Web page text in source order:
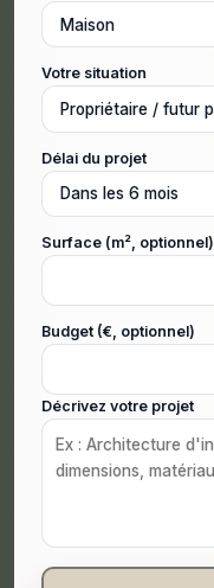
Votre situation
Délai du projet
Surface (m², optionnel)
Budget (€, optionnel)
Décrivez votre projet